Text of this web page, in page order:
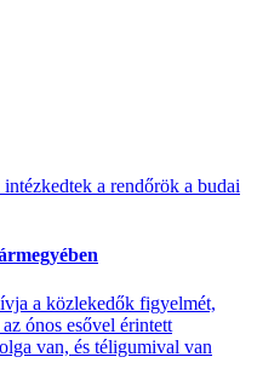
a rendőrök a budai
a közlekedők figyelmét,
ónos esővel érintett
van, és téligumival van